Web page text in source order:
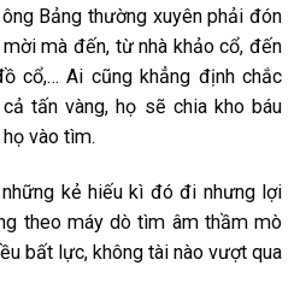
Bảng thường xuyên phải đón
mà đến, từ nhà khảo cổ, đến
cổ,… Ai cũng khẳng định chắc
tấn vàng, họ sẽ chia kho báu
vào tìm.
kẻ hiếu kì đó đi nhưng lợi
theo máy dò tìm âm thầm mò
bất lực, không tài nào vượt qua